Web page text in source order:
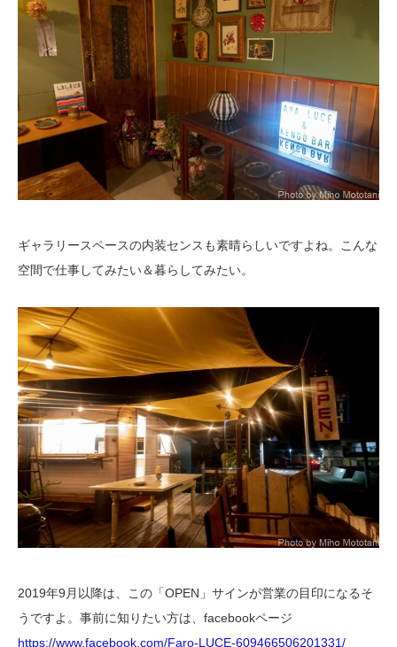
ギャラリースペースの内装センスも素晴らしいですよね。こんな
空間で仕事してみたい＆暮らしてみたい。
2019年9月以降は、この「OPEN」サインが営業の目印になるそ
うですよ。事前に知りたい方は、facebookページ
https://www.facebook.com/Faro-LUCE-609466506201331/